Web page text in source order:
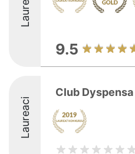
9.5
Laureaci
Club Dyspensa